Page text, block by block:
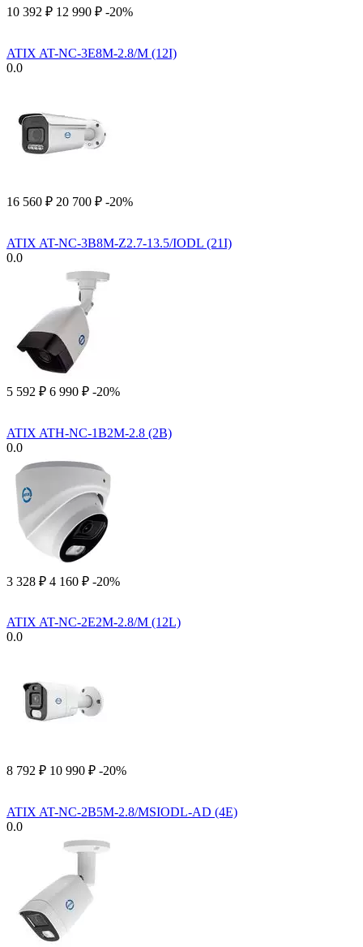
10 392 ₽ 12 990 ₽ -20%
ATIX AT-NC-3E8M-2.8/M (12I)
0.0
16 560 ₽ 20 700 ₽ -20%
ATIX AT-NC-3B8M-Z2.7-13.5/IODL (21I)
0.0
5 592 ₽ 6 990 ₽ -20%
ATIX ATH-NC-1B2M-2.8 (2B)
0.0
3 328 ₽ 4 160 ₽ -20%
ATIX AT-NC-2E2M-2.8/M (12L)
0.0
8 792 ₽ 10 990 ₽ -20%
ATIX AT-NC-2B5M-2.8/MSIODL-AD (4E)
0.0